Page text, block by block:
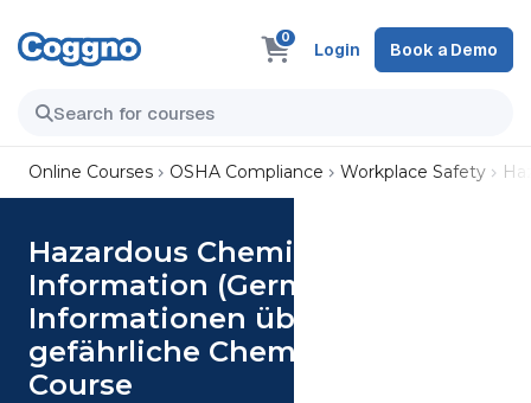
0
Login Book a Demo
Online Courses OSHA Compliance Workplace Safety
Hazardous Chemical
Information (German)
Informationen über
gefährliche Chemikalien
Course